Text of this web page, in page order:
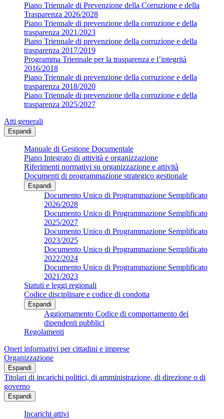
Piano Triennale di Prevenzione della Corruzione e della
Trasparenza 2026/2028
Piano Triennale di prevenzione della corruzione e della
trasparenza 2021/2023
Piano Triennale di prevenzione della corruzione e della
trasparenza 2017/2019
Programma Triennale per la trasparenza e l’integrità
2016/2018
Piano Triennale di prevenzione della corruzione e della
trasparenza 2018/2020
Piano Triennale di prevenzione della corruzione e della
trasparenza 2025/2027
Atti generali
Espandi
Manuale di Gestione Documentale
Piano Integrato di attività e organizzazione
Riferimenti normativi su organizzazione e attività
Documenti di programmazione strategico gestionale
Espandi
Documento Unico di Programmazione Semplificato
2026/2028
Documento Unico di Programmazione Semplificato
2025/2027
Documento Unico di Programmazione Semplificato
2023/2025
Documento Unico di Programmazione Semplificato
2022/2024
Documento Unico di Programmazione Semplificato
2021/2023
Statuti e leggi regionali
Codice disciplinare e codice di condotta
Espandi
Aggiornamento Codice di comportamento dei
dipendenti pubblici
Regolamenti
Oneri informativi per cittadini e imprese
Organizzazione
Espandi
Titolari di incarichi politici, di amministrazione, di direzione o di
governo
Espandi
Incarichi attivi